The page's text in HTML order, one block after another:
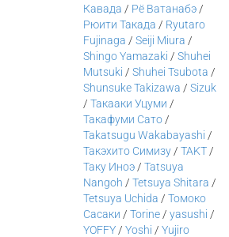
Кавада / Рё Ватанабэ /
Рюити Такада / Ryutaro
Fujinaga /Seiji Miura /
Shingo Yamazaki /Shuhei
Mutsuki /Shuhei Tsubota /
Shunsuke Takizawa /Sizuk
/Такааки Уцуми /
Такафуми Сато /
Takatsugu Wakabayashi /
Такэхито Симизу /TAKT /
Таку Иноэ /Tatsuya
Nangoh /Tetsuya Shitara /
Tetsuya Uchida /Томоко
Сасаки /Torine /yasushi /
YOFFY /Yoshi /Yujiro